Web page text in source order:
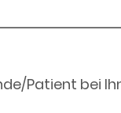
Patient bei